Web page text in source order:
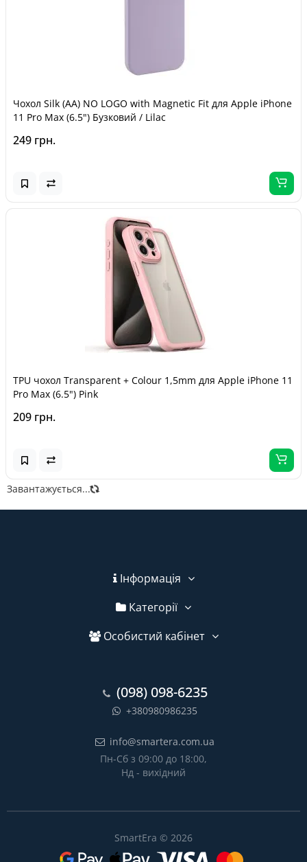
Чохол Silk (AA) NO LOGO with Magnetic Fit для Apple iPhone
11 Pro Max (6.5") Бузковий / Lilac
249 грн.
TPU чохол Transparent + Colour 1,5mm для Apple iPhone 11
Pro Max (6.5") Pink
209 грн.
Завантажується...
Інформація
Категорії
Особистий кабінет
(098) 098-6235
+380980986235
info@smartera.com.ua
Пн-Сб з 09:00 до 18:00,
Нд - вихідний
SmartEra © 2026